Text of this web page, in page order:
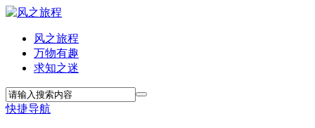
风之旅程
万物有趣
求知之迷
快捷导航